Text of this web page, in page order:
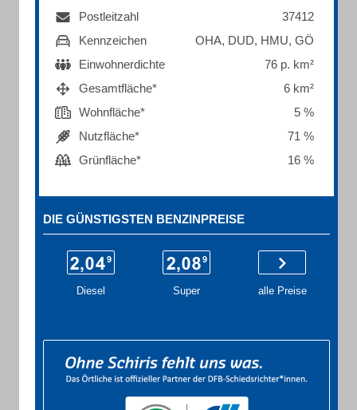
Postleitzahl
37412
Kennzeichen
OHA, DUD, HMU, GÖ
Einwohnerdichte
76 p. km²
Gesamtfläche*
6 km²
Wohnfläche*
5 %
Nutzfläche*
71 %
Grünfläche*
16 %
DIE GÜNSTIGSTEN BENZINPREISE
Diesel Super alle Preise